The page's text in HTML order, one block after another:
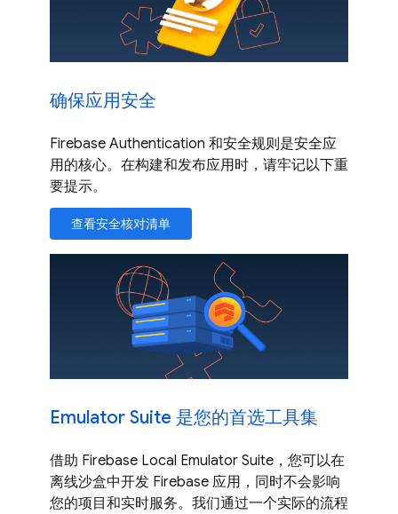
确保应用安全
Firebase Authentication 和安全规则是安全应
用的核心。在构建和发布应用时，请牢记以下重
要提示。
查看安全核对清单
Emulator Suite 是您的首选工具集
借助 Firebase Local Emulator Suite，您可以在
离线沙盒中开发 Firebase 应用，同时不会影响
您的项目和实时服务。我们通过一个实际的流程